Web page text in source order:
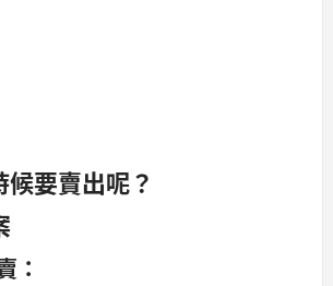
要賣出呢？
：